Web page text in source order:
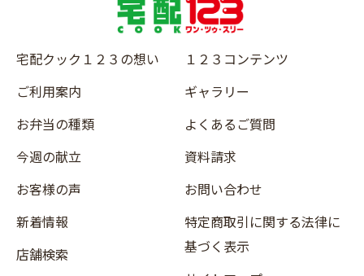
宅配クック１２３の想い
ご利用案内
お弁当の種類
今週の献立
お客様の声
新着情報
店舗検索
１２３コンテンツ
ギャラリー
よくあるご質問
資料請求
お問い合わせ
特定商取引に関する法律に
基づく表示